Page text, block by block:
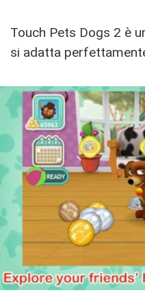
Touch Pets Dogs 2 è
si adatta